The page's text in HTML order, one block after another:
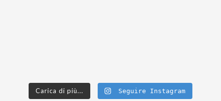
Carica di più... Seguire Instagram